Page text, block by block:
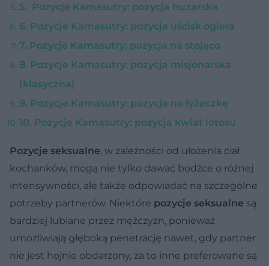
5. Pozycje Kamasutry: pozycja huzarska
6. Pozycje Kamasutry: pozycja uścisk ogiera
7. Pozycje Kamasutry: pozycja na stojąco
8. Pozycje Kamasutry: pozycja misjonarska
(klasyczna)
9. Pozycje Kamasutry: pozycja na łyżeczkę
10. Pozycje Kamasutry: pozycja kwiat lotosu
Pozycje seksualne, w zależności od ułożenia ciał
kochanków, mogą nie tylko dawać bodźce o różnej
intensywności, ale także odpowiadać na szczególne
potrzeby partnerów. Niektóre pozycje seksualne są
bardziej lubiane przez mężczyzn, ponieważ
umożliwiają głęboką penetrację nawet, gdy partner
nie jest hojnie obdarzony, za to inne preferowane są